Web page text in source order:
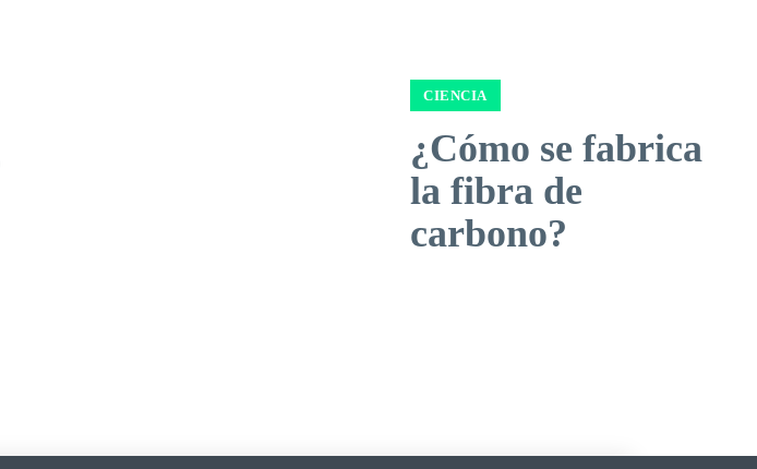
CIENCIA
¿Cómo se fabrica
la fibra de
carbono?